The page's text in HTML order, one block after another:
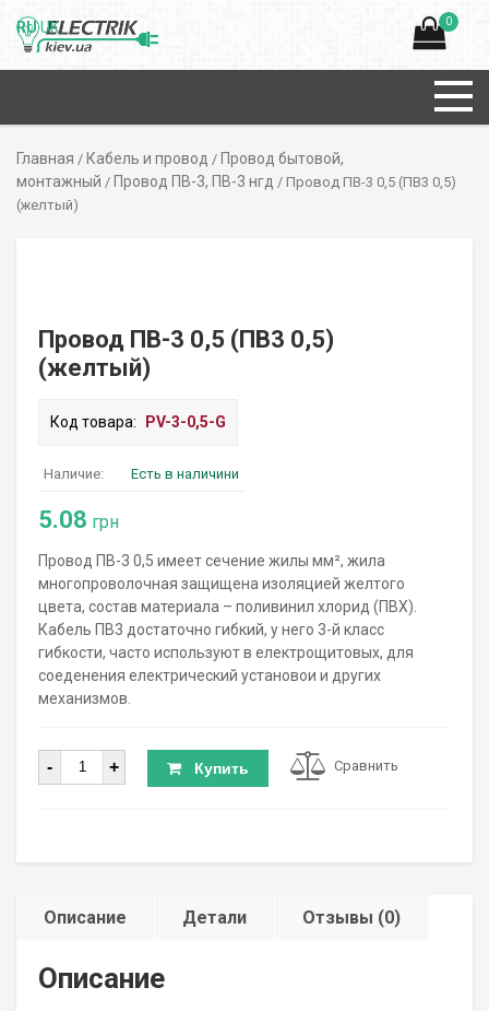
0
Главная / Кабель и провод / Провод бытовой,
монтажный / Провод ПВ-3, ПВ-3 нгд / Провод ПВ-3 0,5 (ПВ3 0,5)
(желтый)
Провод ПВ-3 0,5 (ПВ3 0,5)
(желтый)
Код товара: PV-3-0,5-G
Наличие: Есть в наличини
5.08 грн
Провод ПВ-3 0,5 имеет сечение жилы мм², жила
многопроволочная защищена изоляцией желтого
цвета, состав материала – поливинил хлорид (ПВХ).
Кабель ПВ3 достаточно гибкий, у него 3-й класс
гибкости, часто используют в електрощитовых, для
соеденения електрический установои и других
механизмов.
Количество
- + Купить Сравнить
Описание Детали Отзывы (0)
Описание
RUUK